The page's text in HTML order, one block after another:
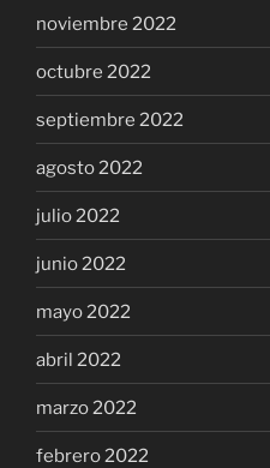
noviembre 2022
octubre 2022
septiembre 2022
agosto 2022
julio 2022
junio 2022
mayo 2022
abril 2022
marzo 2022
febrero 2022